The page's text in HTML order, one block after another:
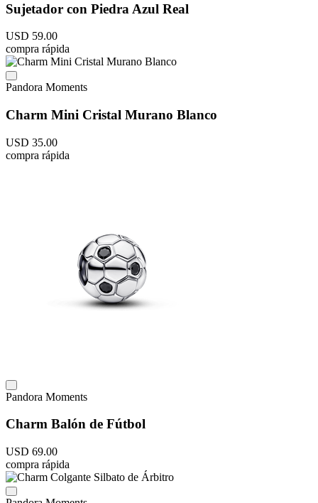
Sujetador con Piedra Azul Real
USD 59.00
compra rápida
Pandora Moments
Charm Mini Cristal Murano Blanco
USD 35.00
compra rápida
Pandora Moments
Charm Balón de Fútbol
USD 69.00
compra rápida